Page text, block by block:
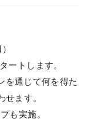
ートします。
を通じて何を得た
ます。
も実施。